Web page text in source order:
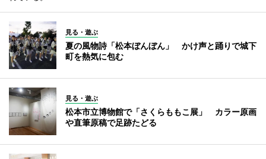
見る・遊ぶ
夏の風物詩「松本ぼんぼん」 かけ声と踊りで城下
町を熱気に包む
見る・遊ぶ
松本市立博物館で「さくらももこ展」 カラー原画
や直筆原稿で足跡たどる